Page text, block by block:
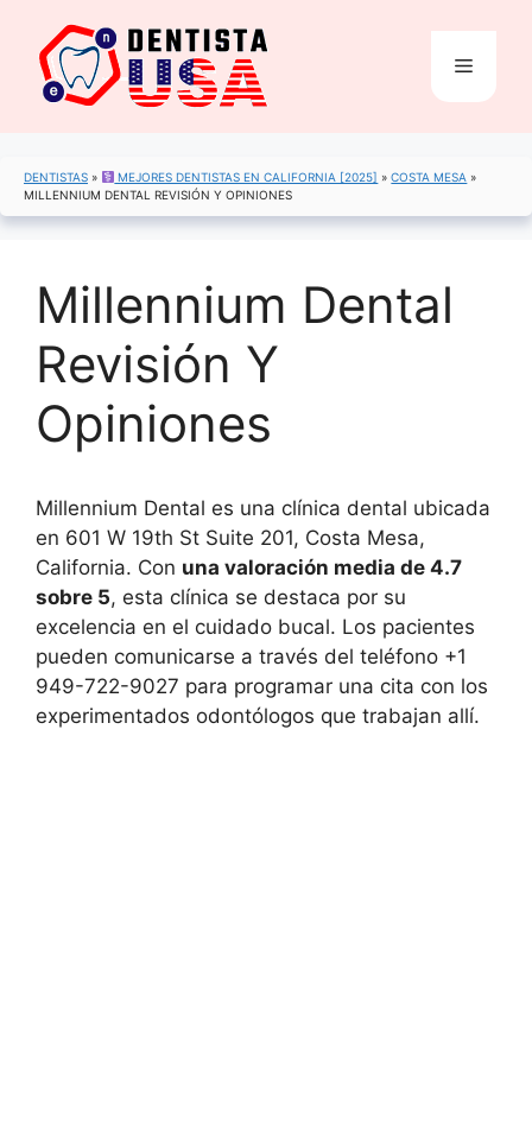
contenido
Menú
DENTISTAS » MEJORES DENTISTAS EN CALIFORNIA [2025] »COSTA MESA »
MILLENNIUM DENTAL REVISIÓN Y OPINIONES
Millennium Dental
Revisión Y
Opiniones
Millennium Dental es una clínica dental ubicada
en 601 W 19th St Suite 201, Costa Mesa,
California. Con una valoración media de 4.7
sobre 5, esta clínica se destaca por su
excelencia en el cuidado bucal. Los pacientes
pueden comunicarse a través del teléfono +1
949-722-9027 para programar una cita con los
experimentados odontólogos que trabajan allí.